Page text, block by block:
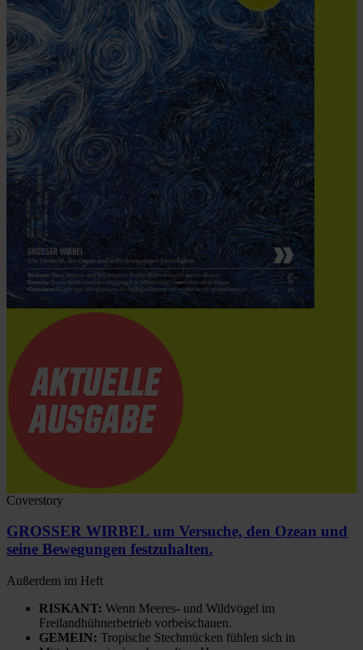
Coverstory
GROSSER WIRBEL um Versuche, den Ozean und
seine Bewegungen festzuhalten.
Außerdem im Heft
RISKANT: Wenn Meeres- und Wildvögel im
Freilandhühnerbetrieb vorbeischauen.
GEMEIN: Tropische Stechmücken fühlen sich in